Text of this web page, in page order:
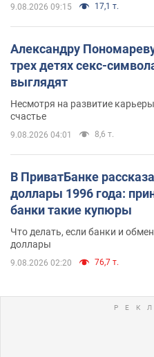
9.08.2026 09:15 17,1 т.
Александру
трех детях секс-
выглядят
Несмотря на развитие
счастье
9.08.2026 04:01 8,6 т.
В ПриватБанке
доллары 1996 года:
банки такие купюры
Что делать, если банки и
доллары
9.08.2026 02:20 76,7 т.